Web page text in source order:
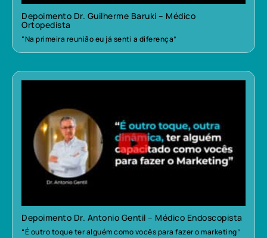
Depoimento Dr. Guilherme Baruki – Médico
Ortopedista
“Na primeira reunião eu já senti a diferença”
Depoimento Dr. Antonio Gentil – Médico Endoscopista
“É outro toque ter alguém como vocês para fazer o marketing”